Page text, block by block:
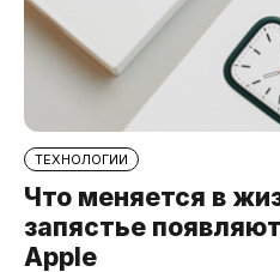
ТЕХНОЛОГИИ
Что меняется в
запястье
Apple